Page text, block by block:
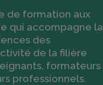
de formation aux
qui accompagne la
des
de la filière
formateurs
professionnels.